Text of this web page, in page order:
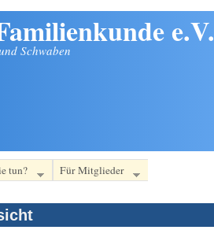
e.V.
Schwaben
tun? Für Mitglieder